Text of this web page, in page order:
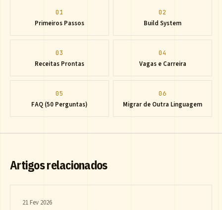
01
Primeiros Passos
02
Build System
03
Receitas Prontas
04
Vagas e Carreira
05
FAQ (50 Perguntas)
06
Migrar de Outra Linguagem
Artigos relacionados
21 Fev 2026